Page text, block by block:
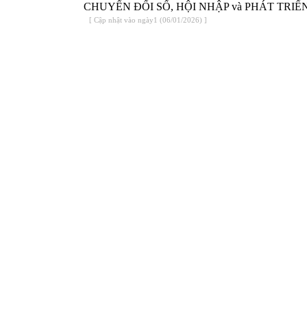
CHUYỂN ĐỔI SỐ, HỘI NHẬP và PHÁT
[ Cập nhật vào ngày1 (06/01/2026) ]